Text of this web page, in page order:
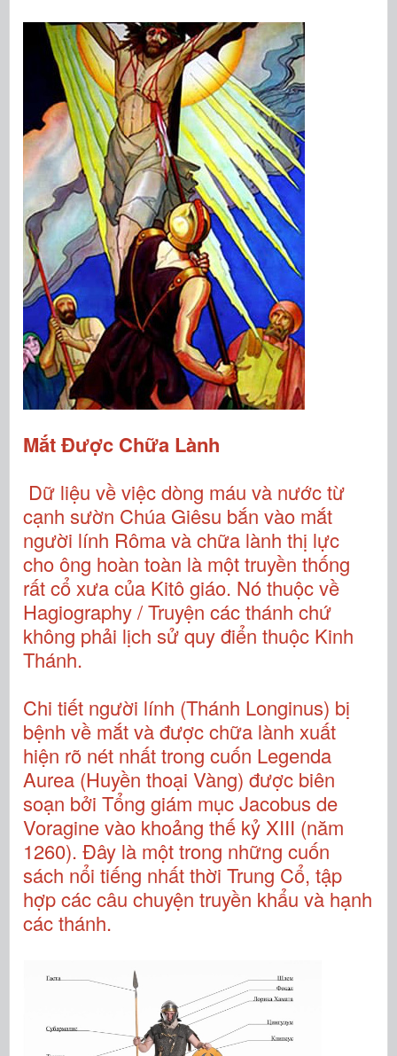
Mắt Được Chữa Lành
Dữ liệu về việc dòng máu và nước từ
cạnh sườn Chúa Giêsu bắn vào mắt
người lính Rôma và chữa lành thị lực
cho ông hoàn toàn là một truyền thống
rất cổ xưa của Kitô giáo. Nó thuộc về
Hagiography / Truyện các thánh chứ
không phải lịch sử quy điển thuộc Kinh
Thánh.
Chi tiết người lính (Thánh Longinus) bị
bệnh về mắt và được chữa lành xuất
hiện rõ nét nhất trong cuốn Legenda
Aurea (Huyền thoại Vàng) được biên
soạn bởi Tổng giám mục Jacobus de
Voragine vào khoảng thế kỷ XIII (năm
1260). Đây là một trong những cuốn
sách nổi tiếng nhất thời Trung Cổ, tập
hợp các câu chuyện truyền khẩu và hạnh
các thánh.